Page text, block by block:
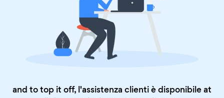
and to top it off, l'assistenza clienti è disponibile at